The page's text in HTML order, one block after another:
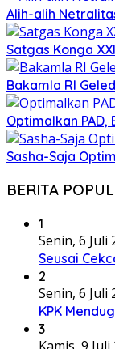
Alih-alih
Satgas Konga
Bakamla RI
Optimalkan
Sasha-Saja
BERITA
1
Senin, 6 Juli
Seusai
2
Senin, 6 Juli
KPK
3